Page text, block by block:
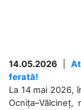
14.05.2026
ferată!
La 14 mai 2026,